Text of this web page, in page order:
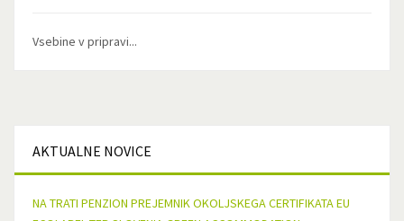
Vsebine v pripravi...
AKTUALNE NOVICE
NA TRATI PENZION PREJEMNIK OKOLJSKEGA CERTIFIKATA EU